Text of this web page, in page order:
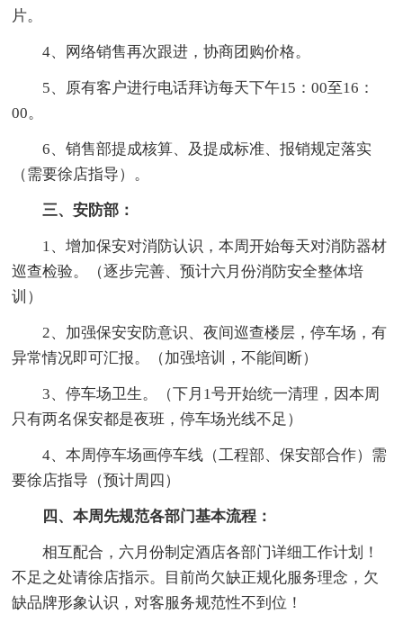
片。
4、网络销售再次跟进，协商团购价格。
5、原有客户进行电话拜访每天下午15：00至16：
00。
6、销售部提成核算、及提成标准、报销规定落实
（需要徐店指导）。
三、安防部：
1、增加保安对消防认识，本周开始每天对消防器材
巡查检验。（逐步完善、预计六月份消防安全整体培
训）
2、加强保安安防意识、夜间巡查楼层，停车场，有
异常情况即可汇报。（加强培训，不能间断）
3、停车场卫生。（下月1号开始统一清理，因本周
只有两名保安都是夜班，停车场光线不足）
4、本周停车场画停车线（工程部、保安部合作）需
要徐店指导（预计周四）
四、本周先规范各部门基本流程：
相互配合，六月份制定酒店各部门详细工作计划！
不足之处请徐店指示。目前尚欠缺正规化服务理念，欠
缺品牌形象认识，对客服务规范性不到位！